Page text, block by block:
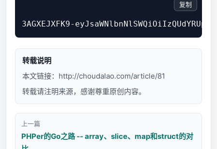
复制
转载说明
本文链接： http://choudalao.com/article/81
转载请注明来源，感谢尊重原创内容。
上一篇
PHPer的Go之路 -- array、slice、map和struct的对